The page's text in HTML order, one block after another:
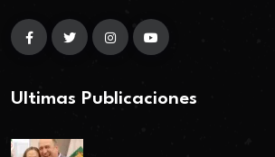
Ultimas Publicaciones